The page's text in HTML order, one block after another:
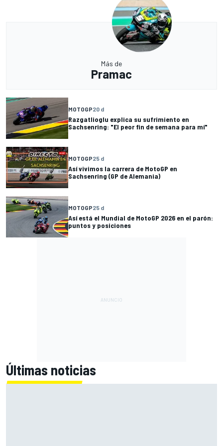
Más de
Pramac
MOTOGP20 d
Razgatlioglu explica su sufrimiento en
Sachsenring: "El peor fin de semana para mí"
MOTOGP25 d
Así vivimos la carrera de MotoGP en
Sachsenring (GP de Alemania)
MOTOGP25 d
Así está el Mundial de MotoGP 2026 en el parón:
puntos y posiciones
Últimas noticias